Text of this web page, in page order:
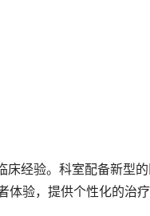
体验，提供个性化的治